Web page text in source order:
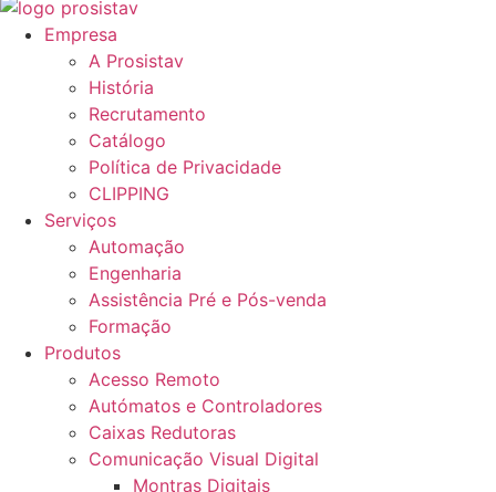
Empresa
A Prosistav
História
Recrutamento
Catálogo
Política de Privacidade
CLIPPING
Serviços
Automação
Engenharia
Assistência Pré e Pós-venda
Formação
Produtos
Acesso Remoto
Autómatos e Controladores
Caixas Redutoras
Comunicação Visual Digital
Montras Digitais